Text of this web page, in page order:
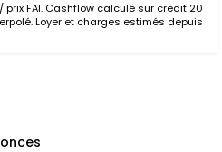
FAI. Cashflow calculé sur crédit 20
Loyer et charges estimés depuis